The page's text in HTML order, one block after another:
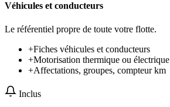
Véhicules et conducteurs
Le référentiel propre de toute votre flotte.
+Fiches véhicules et conducteurs
+Motorisation thermique ou électrique
+Affectations, groupes, compteur km
Inclus